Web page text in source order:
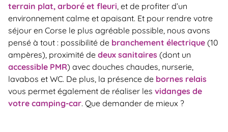
terrain plat, arboré et fleuri, et de profiter d’un
environnement calme et apaisant. Et pour rendre votre
séjour en Corse le plus agréable possible, nous avons
pensé à tout : possibilité de branchement électrique (10
ampères), proximité de deux sanitaires (dont un
accessible PMR) avec douches chaudes, nurserie,
lavabos et WC. De plus, la présence de bornes relais
vous permet également de réaliser les vidanges de
votre camping-car. Que demander de mieux ?